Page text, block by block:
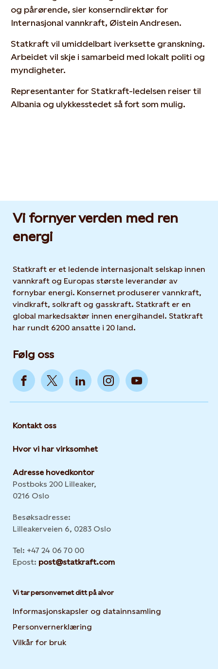
og pårørende, sier konserndirektør for
Internasjonal vannkraft, Øistein Andresen.
Statkraft vil umiddelbart iverksette granskning.
Arbeidet vil skje i samarbeid med lokalt politi og
myndigheter.
Representanter for Statkraft-ledelsen reiser til
Albania og ulykkesstedet så fort som mulig.
Vi fornyer verden med ren
energi
Statkraft er et ledende internasjonalt selskap innen
vannkraft og Europas største leverandør av
fornybar energi. Konsernet produserer vannkraft,
vindkraft, solkraft og gasskraft. Statkraft er en
global markedsaktør innen energihandel. Statkraft
har rundt 6200 ansatte i 20 land.
Følg oss
Kontakt oss
Hvor vi har virksomhet
Adresse hovedkontor
Postboks 200 Lilleaker,
0216 Oslo
Besøksadresse:
Lilleakerveien 6, 0283 Oslo
Tel: +47 24 06 70 00
Epost: post@statkraft.com
Vi tar personvernet ditt på alvor
Informasjonskapsler og datainnsamling
Personvernerklæring
Vilkår for bruk